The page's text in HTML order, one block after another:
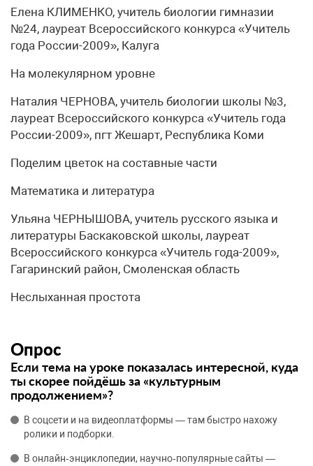
Елена КЛИМЕНКО, учитель биологии гимназии
№24, лауреат Всероссийского конкурса «Учитель
года России-2009», Калуга
На молекулярном уровне
Наталия ЧЕРНОВА, учитель биологии школы №3,
лауреат Всероссийского конкурса «Учитель года
России-2009», пгт Жешарт, Республика Коми
Поделим цветок на составные части
Математика и литература
Ульяна ЧЕРНЫШОВА, учитель русского языка и
литературы Баскаковской школы, лауреат
Всероссийского конкурса «Учитель года-2009»,
Гагаринский район, Смоленская область
Неслыханная простота
Опрос
Если тема на уроке показалась интересной, куда
ты скорее пойдёшь за «культурным
продолжением»?
В соцсети и на видеоплатформы — там быстро нахожу
ролики и подборки.
В онлайн‑энциклопедии, научно‑популярные сайты —